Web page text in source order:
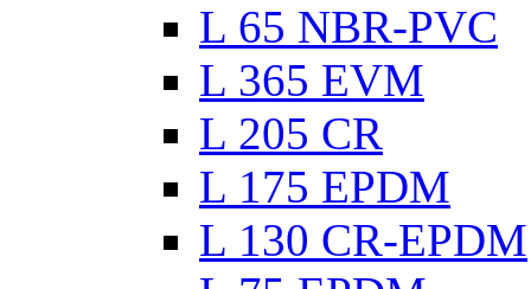
L 65 NBR-PVC
L 365 EVM
L 205 CR
L 175 EPDM
L 130 CR-EPDM